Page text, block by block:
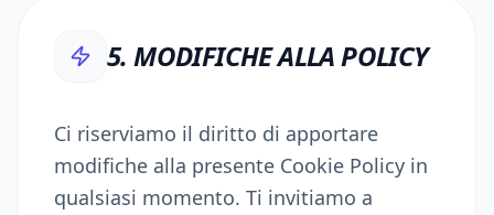
5. MODIFICHE ALLA POLICY
Ci riserviamo il diritto di apportare
modifiche alla presente Cookie Policy in
qualsiasi momento. Ti invitiamo a